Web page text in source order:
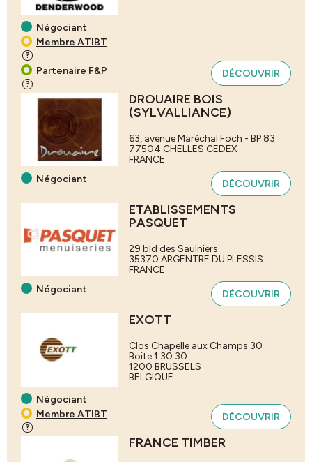
Négociant
Membre ATIBT
?
Partenaire F&P
?
DÉCOUVRIR
Négociant
DROUAIRE BOIS
(SYLVALLIANCE)
63, avenue Maréchal Foch - BP 83
77504 CHELLES CEDEX
FRANCE
DÉCOUVRIR
Négociant
ETABLISSEMENTS
PASQUET
29 bld des Saulniers
35370 ARGENTRE DU PLESSIS
FRANCE
DÉCOUVRIR
Négociant
Membre ATIBT
?
EXOTT
Clos Chapelle aux Champs 30
Boite 1.30.30
1200 BRUSSELS
BELGIQUE
DÉCOUVRIR
FRANCE TIMBER